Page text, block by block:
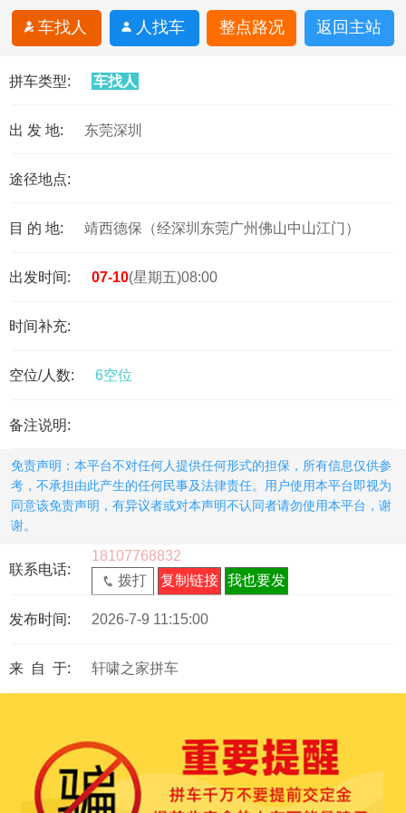
车找人 人找车 整点路况 返回主站
拼车类型: 车找人
出 发 地: 东莞深圳
途径地点:
目 的 地: 靖西德保（经深圳东莞广州佛山中山江门）
出发时间: 07-10(星期五)08:00
时间补充:
空位/人数: 6空位
备注说明:
免责声明：本平台不对任何人提供任何形式的担保，所有信息仅供参
考，不承担由此产生的任何民事及法律责任。用户使用本平台即视为
同意该免责声明，有异议者或对本声明不认同者请勿使用本平台，谢
谢。
联系电话:
18107768832
拨打
复制链接 我也要发
发布时间: 2026-7-9 11:15:00
来 自 于: 轩啸之家拼车